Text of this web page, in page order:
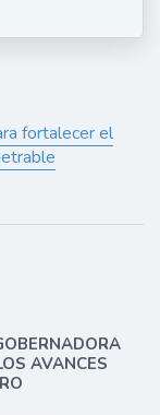
fortalecer el
AVANCES